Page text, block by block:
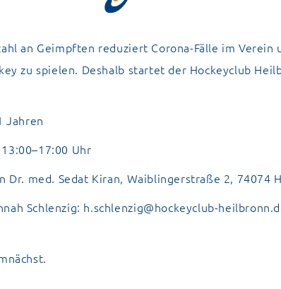
an Geimpften reduziert Corona-Fälle im Verein
zu spielen. Deshalb startet der Hockeyclub
Jahren
Uhr
Dr. med. Sedat Kiran, Waiblingerstraße 2, 74074
Schlenzig: h.schlenzig@hockeyclub-